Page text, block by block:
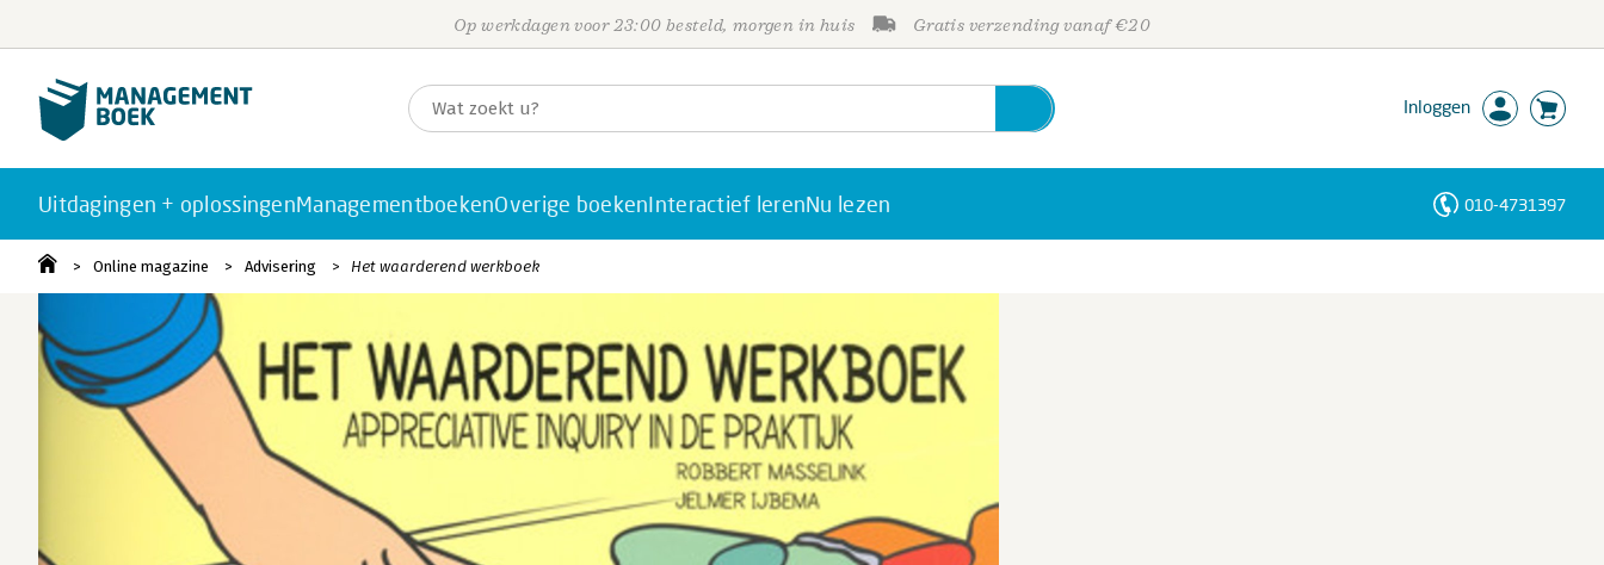
Op werkdagen voor 23:00 besteld, morgen in huis Gratis verzending vanaf €20
Inloggen
Uitdagingen + oplossingenManagementboekenOverige boekenInteractief lerenNu lezen 010-4731397
Online magazine Advisering Het waarderend werkboek
Personen